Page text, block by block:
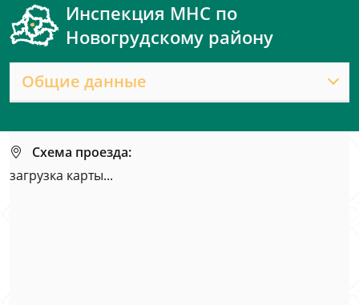
Инспекция МНС по
Новогрудскому району
Общие данные
Схема проезда:
загрузка карты...